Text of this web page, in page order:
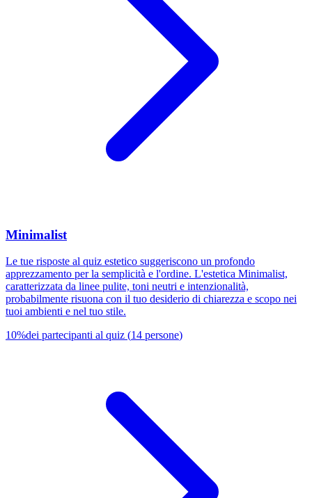
Minimalist
Le tue risposte al quiz estetico suggeriscono un profondo
apprezzamento per la semplicità e l'ordine. L'estetica Minimalist,
caratterizzata da linee pulite, toni neutri e intenzionalità,
probabilmente risuona con il tuo desiderio di chiarezza e scopo nei
tuoi ambienti e nel tuo stile.
10%dei partecipanti al quiz (14 persone)